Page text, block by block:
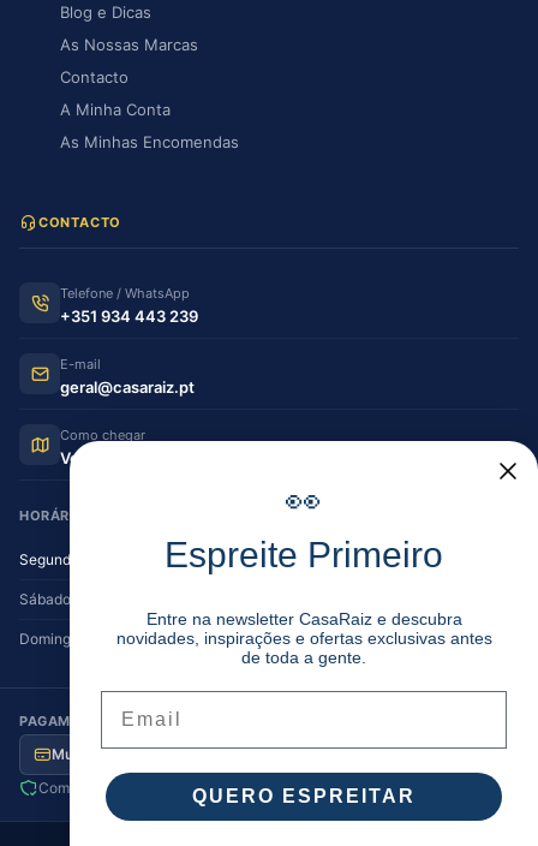
Blog e Dicas
As Nossas Marcas
Contacto
A Minha Conta
As Minhas Encomendas
CONTACTO
Telefone / WhatsApp
+351 934 443 239
E-mail
geral@casaraiz.pt
Como chegar
Ver no Google Maps
HORÁRIO DE FUNCIONAMENTO
Segunda — Sexta 08:30–12:30 | 14:00–19:30
Sábado
Domingo Encerrado
PAGAMENTO SEGURO
Multibanco MB Way Visa / MC
Transferência
Compra segura
Envio para Portugal
👀
Espreite Primeiro
Entre na newsletter CasaRaiz e descubra
novidades, inspirações e ofertas exclusivas antes
de toda a gente.
QUERO ESPREITAR